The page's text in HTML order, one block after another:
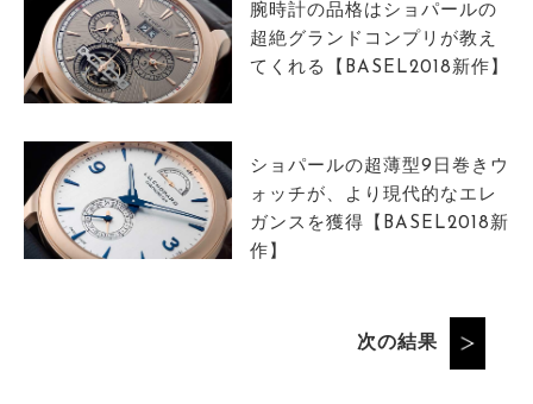
腕時計の品格はショパールの
超絶グランドコンプリが教え
てくれる【BASEL2018新作】
ショパールの超薄型9日巻きウ
ォッチが、より現代的なエレ
ガンスを獲得【BASEL2018新
作】
次の結果